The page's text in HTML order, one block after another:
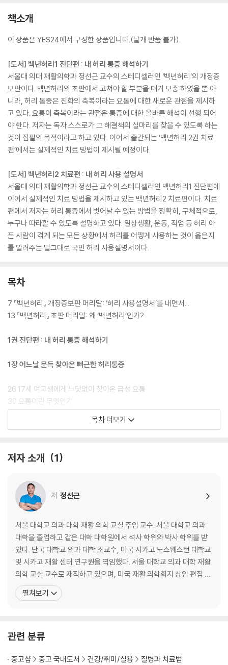
책소개
이 상품은 YES24에서 구성한 상품입니다.(낱개 반품 불가).
[도서] 백년허리1 진단편 : 내 허리 통증 해석하기
서울대 의대 재활의학과 정선근 교수의 스테디셀러인 ‘백년허리’의 개정증
보판이다. 백년허리의 초판에서 고쳐야 할 부분을 대거 보충 하였을 뿐 아
니라, 허리 통증은 진화의 축복이라는 요통에 대한 새로운 관점을 제시하
고 있다. 요통이 축복이라는 관점은 통증에 대한 올바른 해석이 선행 되어
야 한다. 저자는 독자 스스로가 그 해결책의 실마리를 찾을 수 있도록 하는
것이 집필의 목적이라고 하고 있다. 이어서 출간되는 ‘백년허리 2권 치료
편’에서는 실제적인 치료 방법이 제시될 예정이다.
[도서] 백년허리2 치료편 : 내 허리 사용 설명서
서울대 의대 재활의학과 정선근 교수의 스테디셀러인 백년허리1 진단편에
이어서 실제적인 치료 방법을 제시하고 있는 백년허리2 치료편이다. 치료
편에서 저자는 허리 통증에서 벗어날 수 있는 방법을 정확히, 구체적으로,
누구나 따라할 수 있도록 설명하고 있다. 일상생활, 운동, 작업 등 허리 아
픈 사람이 겪게 되는 모든 상황에서 허리를 어떻게 사용하는 것이 옳은지
를 알려주는 말그대로 국민 허리 사용설명서이다.
목차
7 『백년허리』 개정증보판 머리말: ‘허리 사용설명서’를 내면서...
13 『백년허리』 초판 머리말: 왜 ‘백년허리’인가?
1권 진단편 : 내 허리 통증 해석하기
1장 어느날 문득 찾아온 뻐근한 허리통증
26 17세 여고생에게 느닷없이 찾아온 급성 요통
30 요통이란 무엇인가
34 근육이 뭉쳐 급성 요통이 생긴다?
43 조상님도 못 막는, 골프 연습으로 깨진 종판
47 요통의 일생
50 여고생 아버지의 체면을 세운 4가지 질문
53 요점정리
2장 탈출된 디스크 수술로 제거해야 하나?
56 지우개 줍다 디스크 터진 박사님
57 좌골신경통으로 울릉도에서 온 서양 청년
60 고모리 박사, 탈출된 디스크는 어디로 갔소?
63 시카고재활센터의 프레스 교수가 알려준 배 내밀기 동작
72 신전동작이 허리 디스크에 미치는 신통한 효과
76 요추전만과 허리 디스크의 상부상조(相扶相助)
목차 더보기
저자 소개 1
저 정선근
서울 대학교 의과 대학 재활 의학 교실 주임 교수. 서울 대학교 의과
대학을 졸업하고 같은 대학 대학원에서 석사 학위와 박사 학위를 받
았다. 단국 대학교 의과 대학 조교수, 미국 시카고 노스웨스턴 대학교
및 시카고 재활 센터 연구원을 역임했다. 서울 대학교 의과 대학 재활
의학 교실 교수로 재직하고 있으며, 미국 재활 의학회지 상임 편집 위
원으로 아시아 대표 자격으로 활동하고 있다. 대한 신경 근골격 초음
파 학회 총무 위원장, 대한 임상 통증 학회 이사장, 대한 스포츠 의학
펼쳐보기
관련 분류
중고샵 중고 국내도서 건강/취미/실용 질병과 치료법